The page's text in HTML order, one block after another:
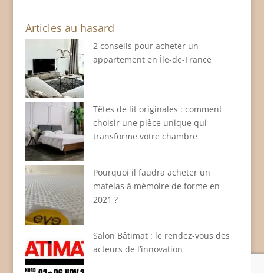
Articles au hasard
2 conseils pour acheter un
appartement en Île-de-France
Têtes de lit originales : comment
choisir une pièce unique qui
transforme votre chambre
Pourquoi il faudra acheter un
matelas à mémoire de forme en
2021 ?
Salon Bâtimat : le rendez-vous des
acteurs de l’innovation